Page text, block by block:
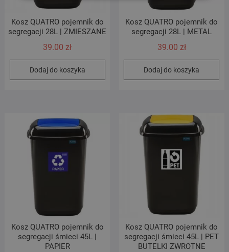
Kosz QUATRO pojemnik do
segregacji 28L | ZMIESZANE
39.00zł
Dodaj do koszyka
Kosz QUATRO pojemnik do
segregacji 28L | METAL
39.00 zł
Dodaj do koszyka
Kosz QUATRO pojemnik do
segregacji śmieci 45L |
PAPIER
Kosz QUATRO pojemnik do
segregacji śmieci 45L | PET
BUTELKI ZWROTNE